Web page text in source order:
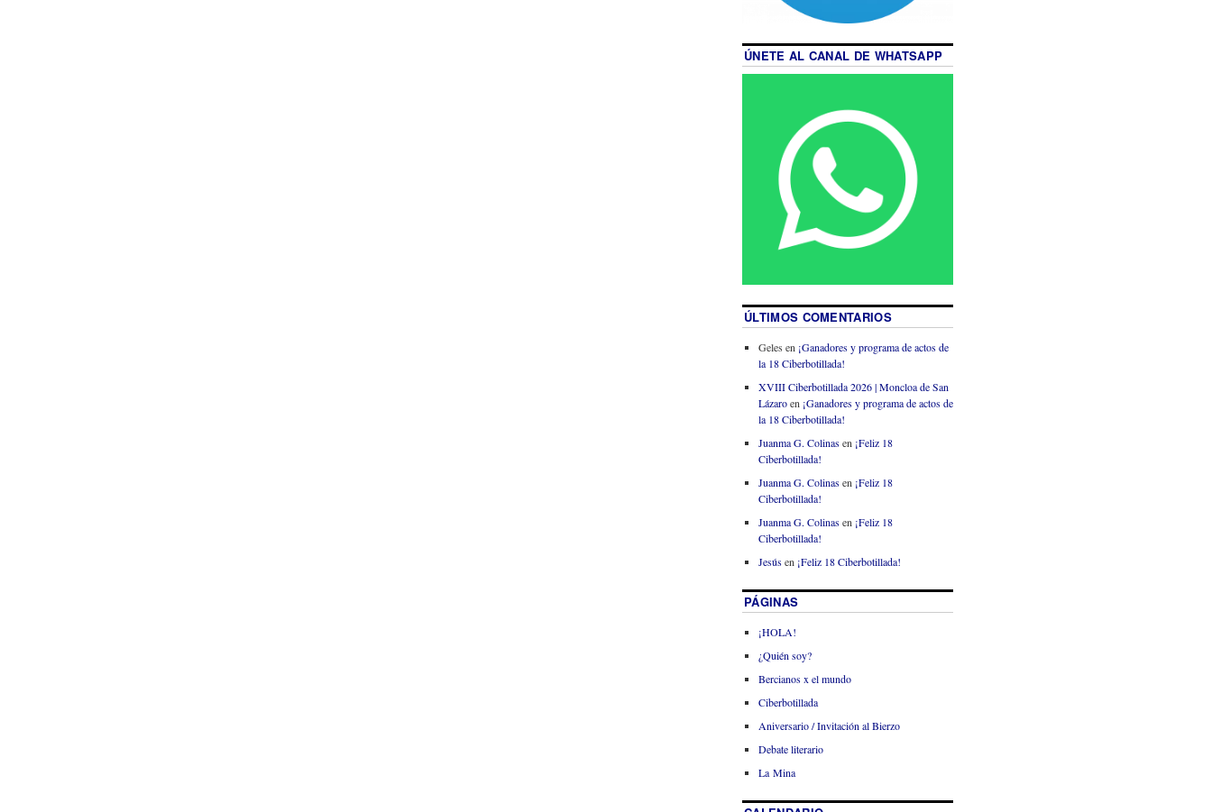
ÚNETE AL CANAL DE WHATSAPP
ÚLTIMOS COMENTARIOS
Geles en ¡Ganadores y programa de actos de
la 18 Ciberbotillada!
XVIII Ciberbotillada 2026 | Moncloa de San
Lázaroen ¡Ganadores y programa de actos de
la 18 Ciberbotillada!
Juanma G. Colinasen ¡Feliz 18
Ciberbotillada!
Juanma G. Colinasen ¡Feliz 18
Ciberbotillada!
Juanma G. Colinasen ¡Feliz 18
Ciberbotillada!
Jesúsen ¡Feliz 18 Ciberbotillada!
PÁGINAS
¡HOLA!
¿Quién soy?
Bercianos x el mundo
Ciberbotillada
Aniversario / Invitación al Bierzo
Debate literario
La Mina